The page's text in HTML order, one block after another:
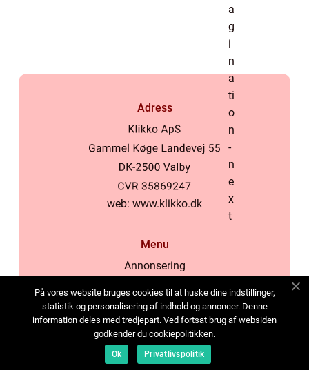
Adress
web: www.klikko.dk
Menu
Annonsering
Cookies
Kontakta oss
Sitemap
På vores website bruges cookies til at huske dine indstillinger,
statistik og personalisering af indhold og annoncer. Denne
information deles med tredjepart. Ved fortsat brug af websiden
godkender du cookiepolitikken.
Ok Privatlivspolitik